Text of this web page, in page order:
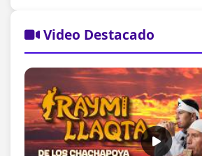
Video Destacado